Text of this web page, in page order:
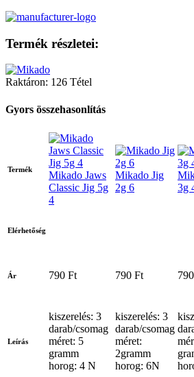
Termék részletei:
Raktáron: 126 Tétel
Gyors összehasonlítás
Termék
Mikado Jaws
Classic Jig 5g
4
Mikado Jig
2g 6
3g
Elérhetőség
Ár 790 Ft 790 Ft
Leírás
kiszerelés: 3
darab/csomag
méret: 5
gramm
horog: 4 N
kiszerelés: 3
darab/csomag
méret:
2gramm
horog: 6N